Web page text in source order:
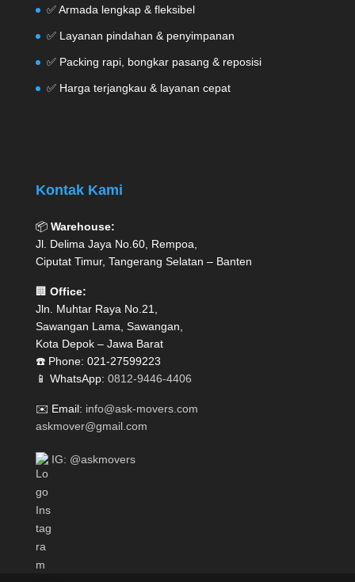
✅ Armada lengkap & fleksibel
✅ Layanan pindahan & penyimpanan
✅ Packing rapi, bongkar pasang & reposisi
✅ Harga terjangkau & layanan cepat
Kontak Kami
📦 Warehouse:
Jl. Delima Jaya No.60, Rempoa,
Ciputat Timur, Tangerang Selatan – Banten
🏢 Office:
Jln. Muhtar Raya No.21,
Sawangan Lama, Sawangan,
Kota Depok – Jawa Barat
☎️ Phone: 021-27599223
📱 WhatsApp: 0812-9446-4406
✉️ Email: info@ask-movers.com
askmover@gmail.com
IG: @askmovers